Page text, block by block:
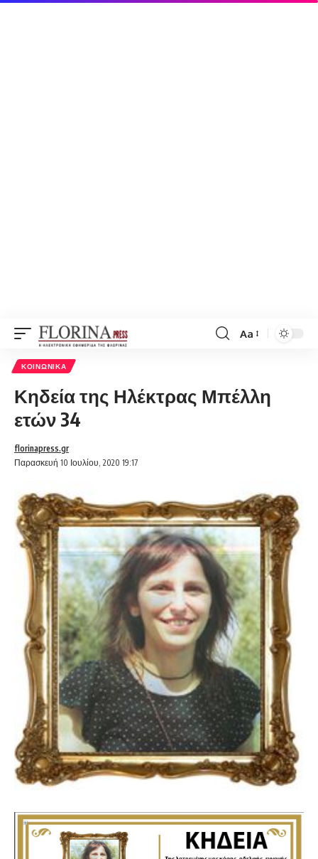
Font
Aa
ΚΟΙΝΩΝΙΚΆ
Κηδεία της Ηλέκτρας Μπέλλη
ετών 34
Παρασκευή 10 Ιουλίου, 2020 19:17
florinapress.gr